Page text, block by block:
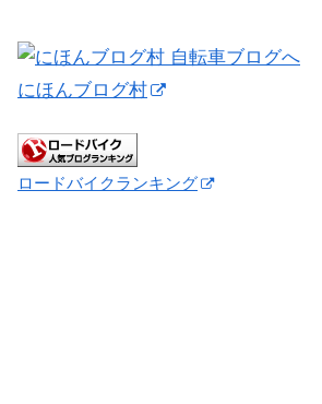
にほんブログ村
ロードバイクランキング